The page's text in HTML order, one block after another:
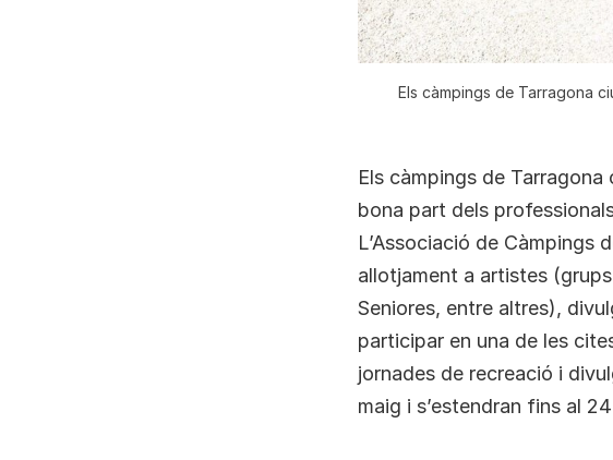
Els càmpings de Tarragona
Els càmpings de
bona part dels
L’Associació de Càmpings
allotjament a artistes
Seniores, entre altres),
participar en una de les
jornades de recreació i
maig i s’estendran fins al